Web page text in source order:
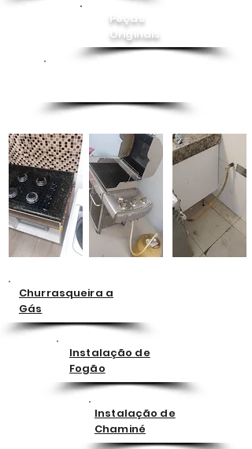
Peças
Originais
Churrasqueira a
Gás
Instalação de
Fogão
Instalação de
Chaminé